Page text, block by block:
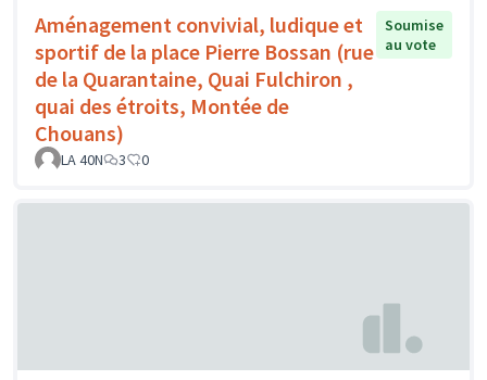
Aménagement convivial, ludique et
sportif de la place Pierre Bossan (rue
de la Quarantaine, Quai Fulchiron ,
quai des étroits, Montée de
Chouans)
Soumise
au vote
LA 40N 3 0